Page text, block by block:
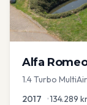
Alfa
1.4 Turbo
2017 •134.289